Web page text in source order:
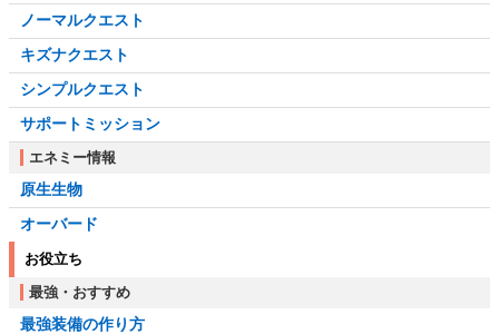
ノーマルクエスト
キズナクエスト
シンプルクエスト
サポートミッション
エネミー情報
原生生物
オーバード
お役立ち
最強・おすすめ
最強装備の作り方